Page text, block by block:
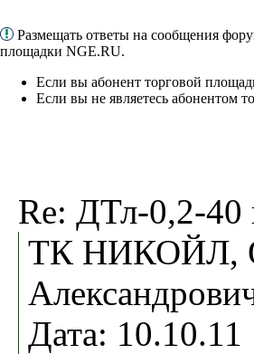
Размещать ответы на сообщения
площадки NGE.RU.
Если вы абонент торговой
Если вы не являетесь абонентом
Re: ДТл-0,2-40
ТК НИКОЙЛ,
Дата: